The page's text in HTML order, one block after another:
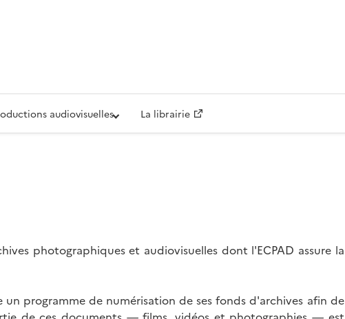
(ECPAD)
audiovisuelles La librairie
photographiques et audiovisuelles dont l'ECPAD assure la
un programme de numérisation de ses fonds d'archives afin de